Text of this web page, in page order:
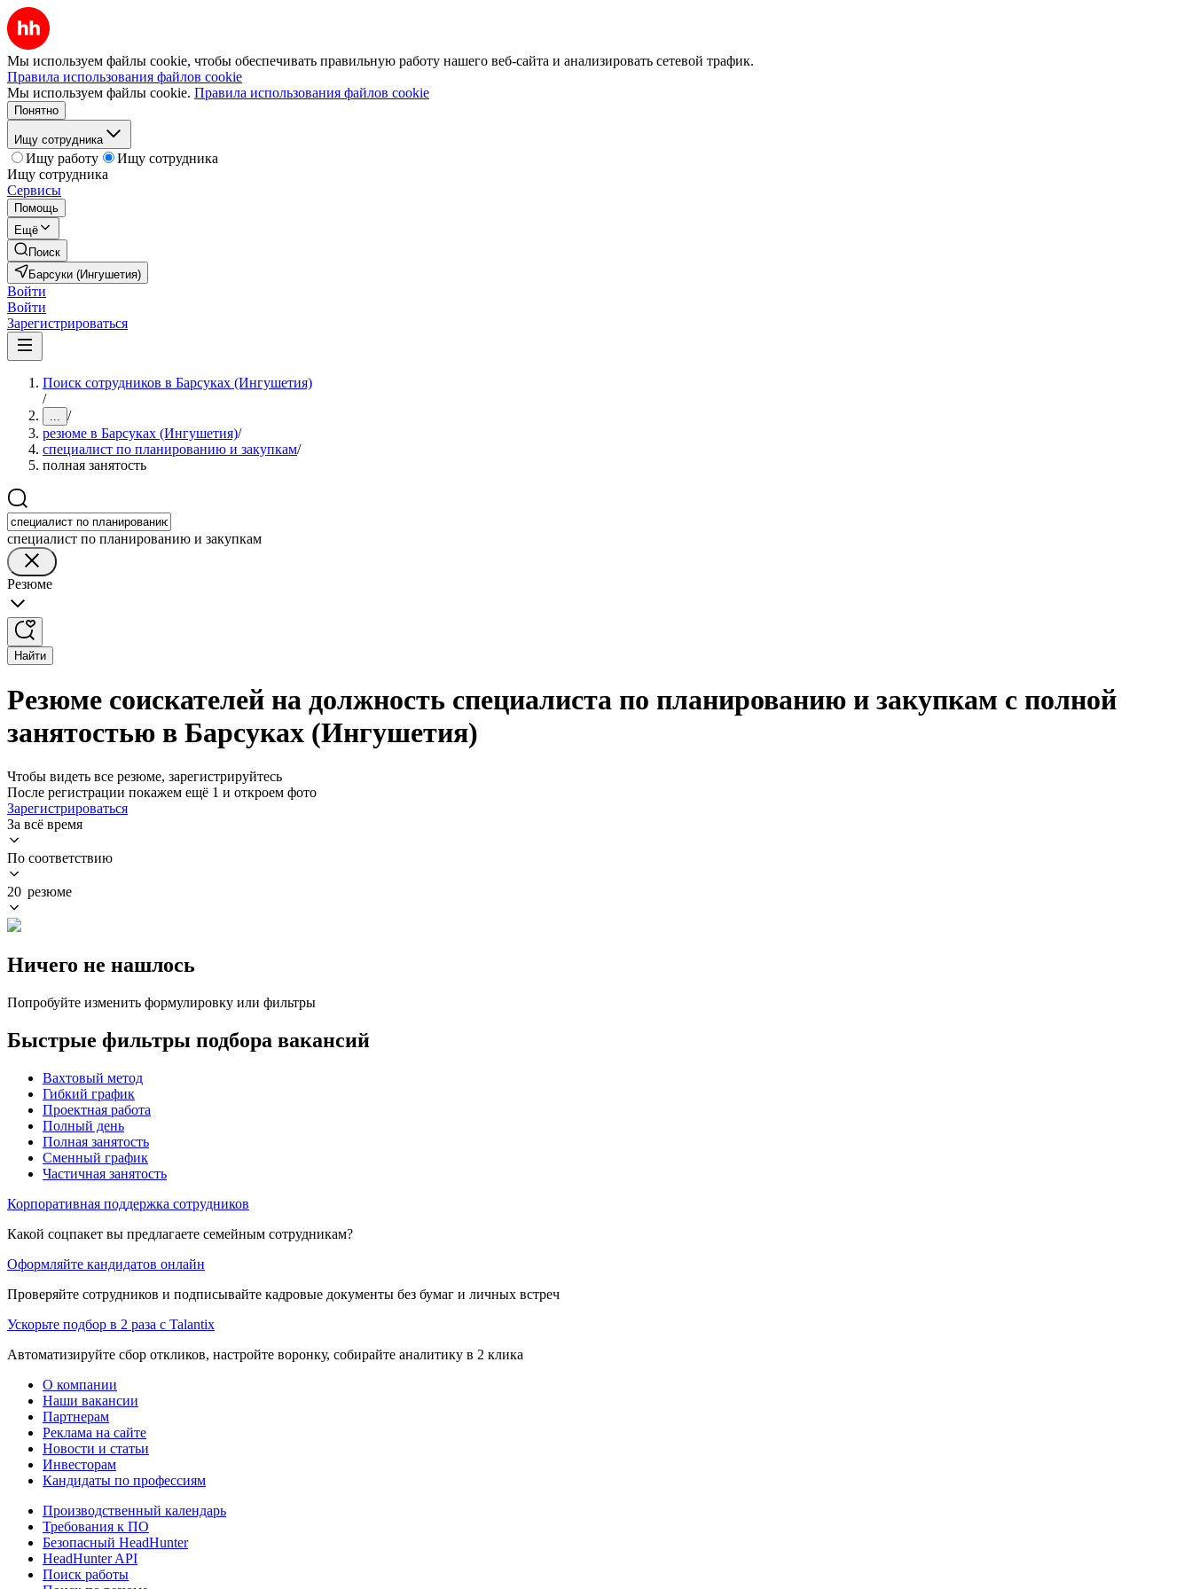
Мы используем файлы cookie, чтобы обеспечивать правильную работу нашего веб-сайта и анализировать сетевой трафик.
Правила использования файлов cookie
Мы используем файлы cookie. Правила использования файлов cookie
Понятно
Ищу сотрудника
Ищу работу
Ищу сотрудника
Ищу сотрудника
Сервисы
Помощь
Ещё
Поиск
Барсуки (Ингушетия)
Войти
Войти
Зарегистрироваться
Поиск сотрудников в Барсуках (Ингушетия)
/
... /
резюме в Барсуках (Ингушетия)/
специалист по планированию и закупкам/
полная занятость
специалист по планированию и закупкам
Резюме
Найти
Резюме соискателей на должность специалиста по планированию и закупкам с полной
занятостью в Барсуках (Ингушетия)
Чтобы видеть все резюме, зарегистрируйтесь
После регистрации покажем ещё 1 и откроем фото
Зарегистрироваться
За всё время
По соответствию
20 резюме
Ничего не нашлось
Попробуйте изменить формулировку или фильтры
Быстрые фильтры подбора вакансий
Вахтовый метод
Гибкий график
Проектная работа
Полный день
Полная занятость
Сменный график
Частичная занятость
Корпоративная поддержка сотрудников
Какой соцпакет вы предлагаете семейным сотрудникам?
Оформляйте кандидатов онлайн
Проверяйте сотрудников и подписывайте кадровые документы без бумаг и личных встреч
Ускорьте подбор в 2 раза с Talantix
Автоматизируйте сбор откликов, настройте воронку, собирайте аналитику в 2 клика
О компании
Наши вакансии
Партнерам
Реклама на сайте
Новости и статьи
Инвесторам
Кандидаты по профессиям
Производственный календарь
Требования к ПО
Безопасный HeadHunter
HeadHunter API
Поиск работы